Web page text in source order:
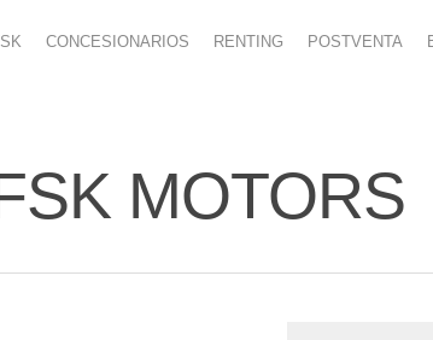
CONCESIONARIOS RENTING POSTVENTA
MOTORS